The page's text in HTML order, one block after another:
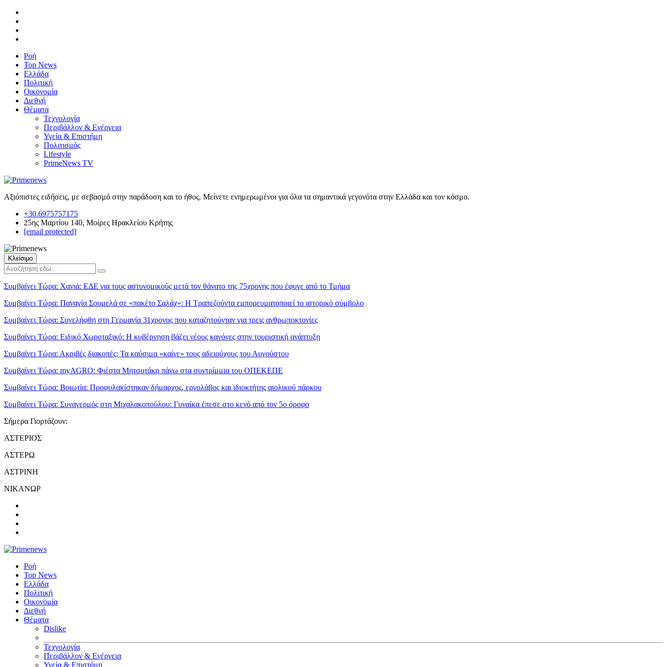
Ροή
Top News
Ελλάδα
Πολιτική
Οικονομία
Διεθνή
Θέματα
Τεχνολογία
Περιβάλλον & Ενέργεια
Υγεία & Επιστήμη
Πολιτισμός
Lifestyle
PrimeNews TV
Αξιόπιστες ειδήσεις, με σεβασμό στην παράδοση και το ήθος. Μείνετε ενημερωμένοι για όλα τα σημαντικά γεγονότα στην Ελλάδα και τον κόσμο.
+30.6975757175
25ης Μαρτίου 140, Μοίρες Ηρακλείου Κρήτης
[email protected]
Κλείσιμο
Συμβαίνει Τώρα: Χανιά: ΕΔΕ για τους αστυνομικούς μετά τον θάνατο της 75χρονης που έφυγε από το Τμήμα
Συμβαίνει Τώρα: Παναγία Σουμελά σε «πακέτο Σαλάχ»: Η Τραπεζούντα εμπορευματοποιεί το ιστορικό σύμβολο
Συμβαίνει Τώρα: Συνελήφθη στη Γερμανία 31χρονος που καταζητούνταν για τρεις ανθρωποκτονίες
Συμβαίνει Τώρα: Ειδικό Χωροταξικό: Η κυβέρνηση βάζει νέους κανόνες στην τουριστική ανάπτυξη
Συμβαίνει Τώρα: Ακριβές διακοπές: Τα καύσιμα «καίνε» τους αδειούχους του Αυγούστου
Συμβαίνει Τώρα: myAGRO: Φιέστα Μητσοτάκη πάνω στα συντρίμμια του ΟΠΕΚΕΠΕ
Συμβαίνει Τώρα: Βοιωτία: Προφυλακίστηκαν δήμαρχος, εργολάβος και ιδιοκτήτης αιολικού πάρκου
Συμβαίνει Τώρα: Συναγερμός στη Μιχαλακοπούλου: Γυναίκα έπεσε στο κενό από τον 5ο όροφο
Σήμερα Γιορτάζουν:
ΑΣΤΕΡΙΟΣ
ΑΣΤΕΡΩ
ΑΣΤΡΙΝΗ
ΝΙΚΑΝΩΡ
Ροή
Top News
Ελλάδα
Πολιτική
Οικονομία
Διεθνή
Θέματα
Dislike
Τεχνολογία
Περιβάλλον & Ενέργεια
Υγεία & Επιστήμη